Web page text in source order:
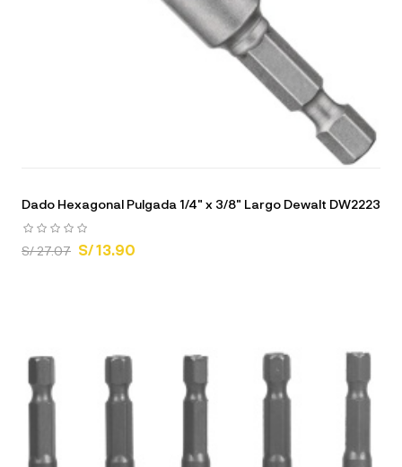
Dado Hexagonal Pulgada 1/4" x 3/8" Largo Dewalt DW2223
S/ 27.07 S/ 13.90